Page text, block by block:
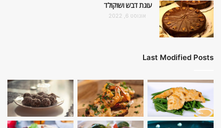
עוגת דבש ושוקולד
אוגוסט 6, 2022
Last Modified Posts